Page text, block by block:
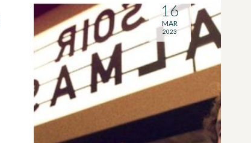
16
MAR
2023